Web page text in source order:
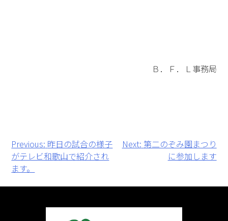
Ｂ．Ｆ．Ｌ事務局
投
稿
ナ
Previous: 昨日の試合の様子
がテレビ和歌山で紹介され
ます。
Next: 第二のぞみ園まつり
に参加します